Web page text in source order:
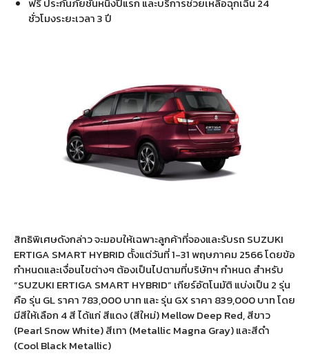
ชั่วโมงระยะเวลา 3 ปี
สิทธิพิเศษดังกล่าว จะมอบให้เฉพาะลูกค้าที่จองและรับรถ SUZUKI
ERTIGA SMART HYBRID ตั้งแต่วันที่ 1-31 พฤษภาคม 2566 โดยข้อ
กำหนดและเงื่อนไขต่างๆ ต้องเป็นไปตามที่บริษัทฯ กำหนด สำหรับ
“SUZUKI ERTIGA SMART HYBRID” เกียร์อัตโนมัติ แบ่งเป็น 2 รุ่น
คือ รุ่น GL ราคา 783,000 บาท และ รุ่น GX ราคา 839,000 บาท โดย
มีสีให้เลือก 4 สี ได้แก่ สีแดง (สีใหม่) Mellow Deep Red, สีขาว
(Pearl Snow White) สีเทา (Metallic Magna Gray) และสีดำ
(Cool Black Metallic)